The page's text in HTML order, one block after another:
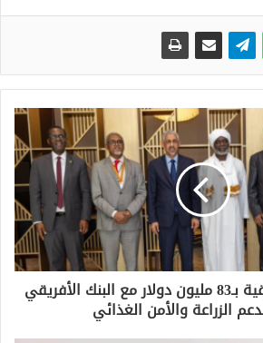
السودان يوقع اتفاقية بـ83 مليون دولار مع البنك الأفريقي
الزراعة والأمن الغذائي